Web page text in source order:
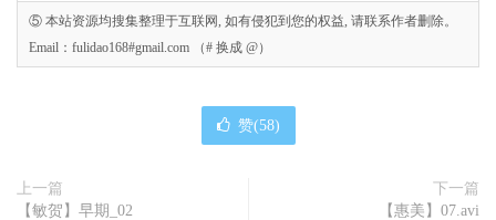
⑤ 本站资源均搜集整理于互联网, 如有侵犯到您的权益, 请联系作者删除。
Email：fulidao168#gmail.com （# 换成 @）
赞(58)
上一篇
【敏贺】早期_02
下一篇
【惠美】07.avi